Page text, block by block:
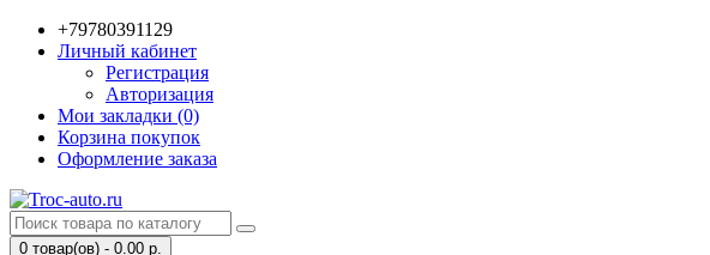
+79780391129
Личный кабинет
Регистрация
Авторизация
Мои закладки (0)
Корзина покупок
Оформление заказа
0 товар(ов) - 0.00 р.